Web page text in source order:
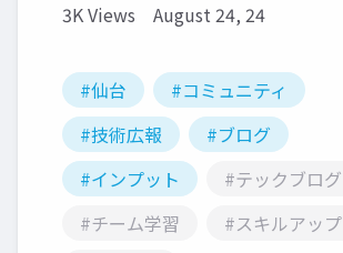
3K Views August 24, 24
#仙台
#コミュニティ
#技術広報
#ブログ
#インプット
#テックブログ
#チーム学習
#スキルアップ